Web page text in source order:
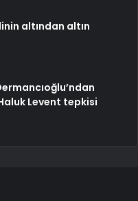
altından altın
Levent tepkisi